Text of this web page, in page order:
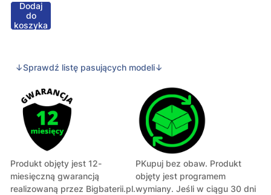
Dodaj
do
koszyka
↓Sprawdź listę pasujących modeli↓
Produkt objęty jest 12-
miesięczną gwarancją
realizowaną przez Bigbaterii.pl.
PKupuj bez obaw. Produkt
objęty jest programem
wymiany. Jeśli w ciągu 30 dni